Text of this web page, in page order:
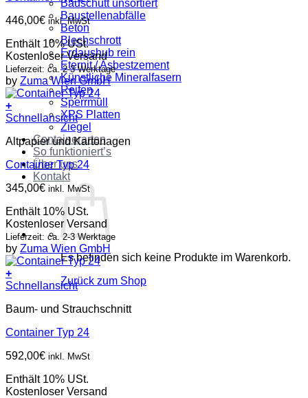
Bauschutt unsortiert
Baustellenabfälle
Beton
Blechschrott
Erdaushub rein
Eternit / Asbestzement
Künstliche Mineralfasern
Reifen
Sperrmüll
XPS Platten
Ziegel
Containerarten
So funktioniert’s
Über uns
Kontakt
Es befinden sich keine Produkte im Warenkorb.
Zurück zum Shop
446,00€ inkl. MwSt
Enthält 10% USt.
Kostenloser Versand
Lieferzeit: ca. 2-3 Werktage
by Zuma Wien GmbH
+
Schnellansicht
Altpapier und Kartonagen
Container Typ 24
345,00€ inkl. MwSt
Enthält 10% USt.
Kostenloser Versand
Lieferzeit: ca. 2-3 Werktage
by Zuma Wien GmbH
+
Schnellansicht
Baum- und Strauchschnitt
Container Typ 24
592,00€ inkl. MwSt
Enthält 10% USt.
Kostenloser Versand